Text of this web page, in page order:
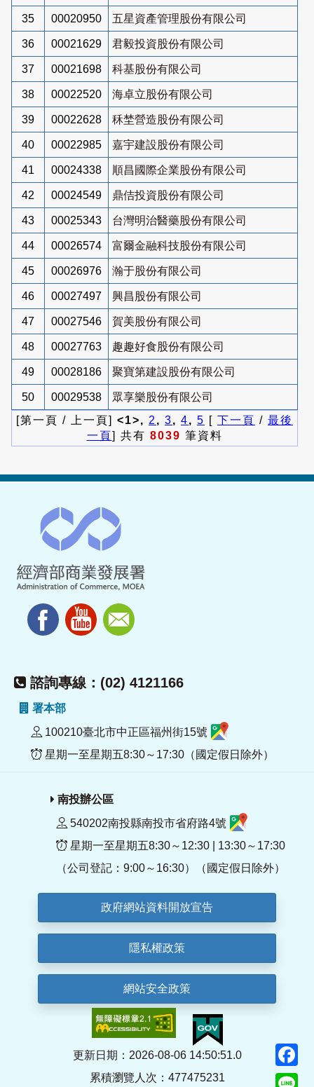
35 00020950 五星資產管理股份有限公司
36 00021629 君毅投資股份有限公司
37 00021698 科基股份有限公司
38 00022520 海卓立股份有限公司
39 00022628 秝埜營造股份有限公司
40 00022985 嘉宇建設股份有限公司
41 00024338 順昌國際企業股份有限公司
42 00024549 鼎佶投資股份有限公司
43 00025343 台灣明治醫藥股份有限公司
44 00026574 富爾金融科技股份有限公司
45 00026976 瀚于股份有限公司
46 00027497 興昌股份有限公司
47 00027546 賀美股份有限公司
48 00027763 趣趣好食股份有限公司
49 00028186 聚寶第建設股份有限公司
50 00029538
眾享樂股份有限公司
[第一頁 / 上一頁] <1>, 2 , 3, 4, 5 [ 下一頁 / 最後
一頁] 共有 8039 筆資料
諮詢專線：(02) 4121166
署本部
100210臺北市中正區福州街15號
星期一至星期五8:30～17:30（國定假日除外）
南投辦公區
540202南投縣南投市省府路4號
星期一至星期五8:30～12:30 | 13:30～17:30
（公司登記：9:00～16:30）（國定假日除外）
政府網站資料開放宣告
隱私權政策
網站安全政策
更新日期：2026-08-06 14:50:51.0
累積瀏覽人次：477475231